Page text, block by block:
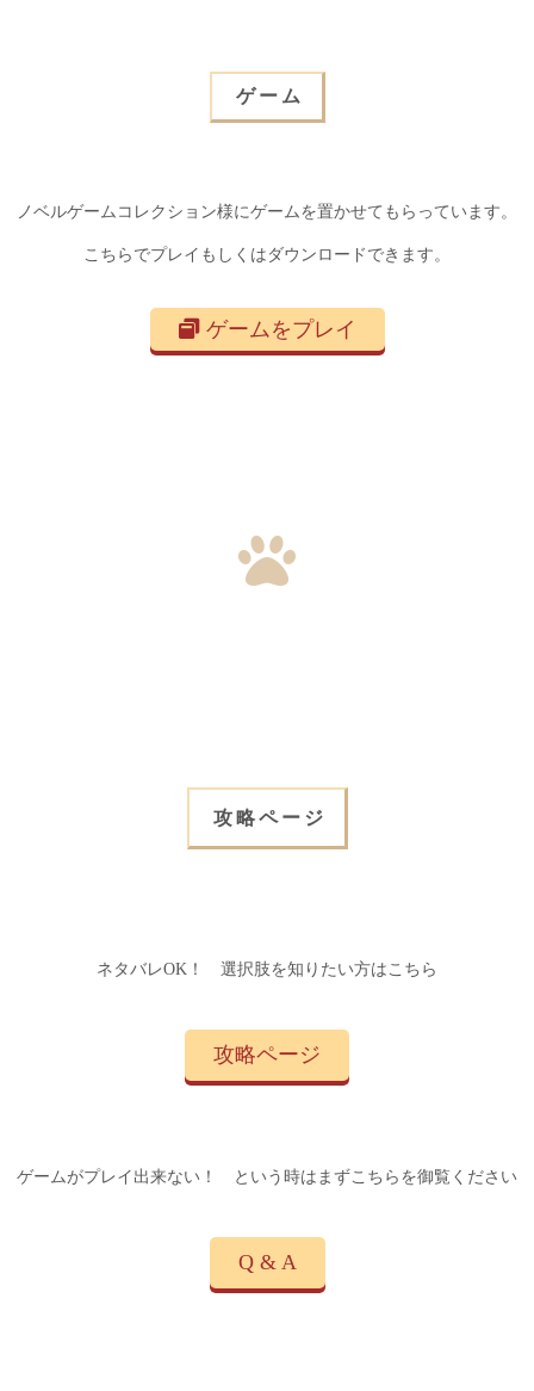
ゲーム
ノベルゲームコレクション様にゲームを置かせてもらっています。
こちらでプレイもしくはダウンロードできます。
ゲームをプレイ
攻略ページ
ネタバレOK！ 選択肢を知りたい方はこちら
攻略ページ
ゲームがプレイ出来ない！ という時はまずこちらを御覧ください
Q & A